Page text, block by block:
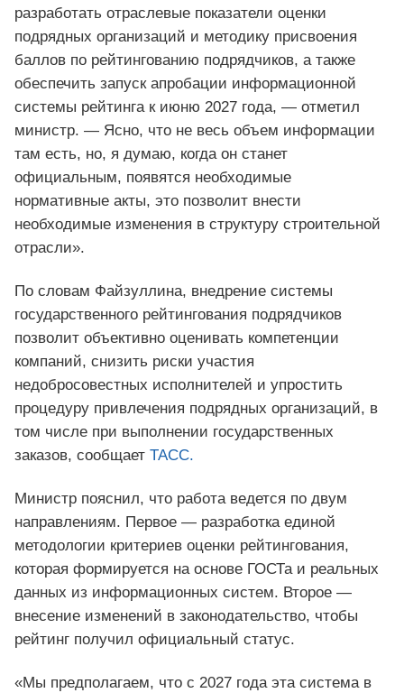
разработать отраслевые показатели оценки
подрядных организаций и методику присвоения
баллов по рейтингованию подрядчиков, а также
обеспечить запуск апробации информационной
системы рейтинга к июню 2027 года, — отметил
министр. — Ясно, что не весь объем информации
там есть, но, я думаю, когда он станет
официальным, появятся необходимые
нормативные акты, это позволит внести
необходимые изменения в структуру строительной
отрасли».
По словам Файзуллина, внедрение системы
государственного рейтингования подрядчиков
позволит объективно оценивать компетенции
компаний, снизить риски участия
недобросовестных исполнителей и упростить
процедуру привлечения подрядных организаций, в
том числе при выполнении государственных
заказов, сообщает ТАСС.
Министр пояснил, что работа ведется по двум
направлениям. Первое — разработка единой
методологии критериев оценки рейтингования,
которая формируется на основе ГОСТа и реальных
данных из информационных систем. Второе —
внесение изменений в законодательство, чтобы
рейтинг получил официальный статус.
«Мы предполагаем, что с 2027 года эта система в